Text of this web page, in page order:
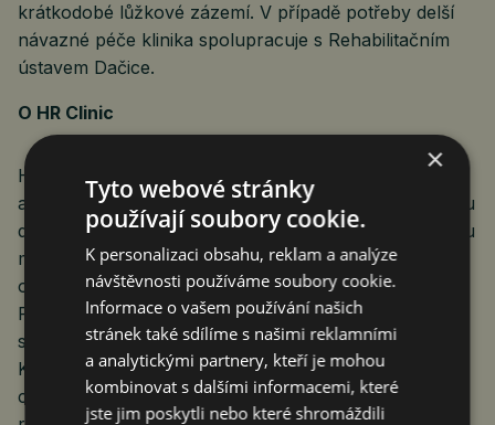
krátkodobé lůžkové zázemí. V případě potřeby delší
návazné péče klinika spolupracuje s Rehabilitačním
ústavem Dačice.
O HR Clinic
HR Clinic je soukromá klinika jednodenní ortopedické
a chirurgické péče ve Znojmě. Zaměřuje se na rychlou
diagnostiku, osobní přístup a operační řešení v režimu
maximálně 24hodinové péče. Odbornou garanci
ortopedické části zajišťuje prof. MUDr. Radek Hart,
Ph.D., FRCS, MHA, mezinárodně uznávaný ortoped
s dlouholetou praxí v České republice i Rakousku.
Klinika je koncipována jako moderní centrum
chirurgických oborů, které chce do budoucna
×
Tyto webové stránky
používají soubory cookie.
K personalizaci obsahu, reklam a analýze
návštěvnosti používáme soubory cookie.
Informace o vašem používání našich
stránek také sdílíme s našimi reklamními
a analytickými partnery, kteří je mohou
kombinovat s dalšími informacemi, které
jste jim poskytli nebo které shromáždili